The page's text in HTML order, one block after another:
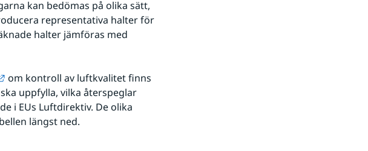
kan bedömas på olika sätt,
representativa halter för
halter jämföras med
Länk till annan webbplats.
uppfylla, vilka återspeglar
i EUs Luftdirektiv. De olika
längst ned.